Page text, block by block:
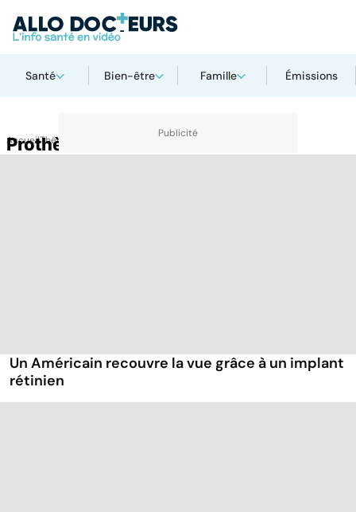
Santé Bien-être Famille Émissions
AccueilThématiques
Prothèse rétinienne
Un Américain recouvre la vue grâce à un implant
rétinien